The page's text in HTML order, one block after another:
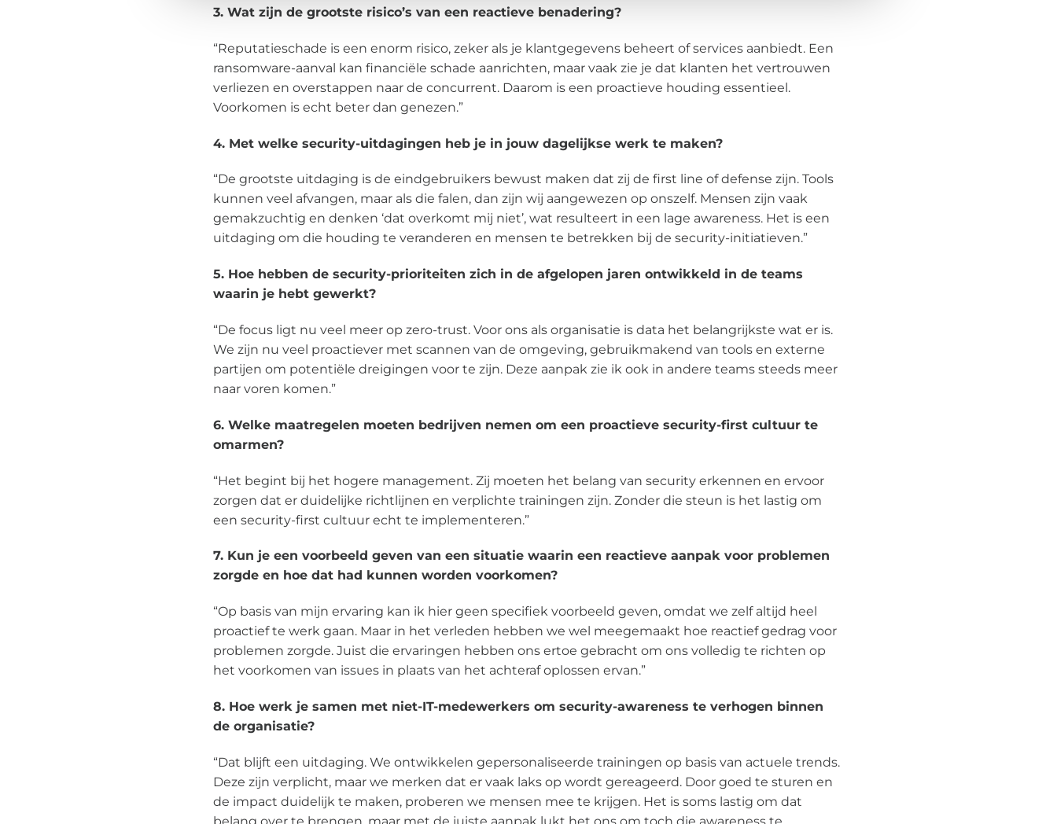
3.Wat zijn de grootste risico’s van een reactieve benadering?
“Reputatieschade is een enorm risico, zeker als je klantgegevens beheert of services aanbiedt. Een
ransomware-aanval kan financiële schade aanrichten, maar vaak zie je dat klanten het vertrouwen
verliezen en overstappen naar de concurrent. Daarom is een proactieve houding essentieel.
Voorkomen is echt beter dan genezen.”
4. Met welke security-uitdagingen heb je in jouw dagelijkse werk te maken?
“De grootste uitdaging is de eindgebruikers bewust maken dat zij de first line of defense zijn. Tools
kunnen veel afvangen, maar als die falen, dan zijn wij aangewezen op onszelf. Mensen zijn vaak
gemakzuchtig en denken ‘dat overkomt mij niet’, wat resulteert in een lage awareness. Het is een
uitdaging om die houding te veranderen en mensen te betrekken bij de security-initiatieven.”
5. Hoe hebben de security-prioriteiten zich in de afgelopen jaren ontwikkeld in de teams
waarin je hebt gewerkt?
“De focus ligt nu veel meer op zero-trust. Voor ons als organisatie is data het belangrijkste wat er is.
We zijn nu veel proactiever met scannen van de omgeving, gebruikmakend van tools en externe
partijen om potentiële dreigingen voor te zijn. Deze aanpak zie ik ook in andere teams steeds meer
naar voren komen.”
6.Welke maatregelen moeten bedrijven nemen om een proactieve security-first cultuur te
omarmen?
“Het begint bij het hogere management. Zij moeten het belang van security erkennen en ervoor
zorgen dat er duidelijke richtlijnen en verplichte trainingen zijn. Zonder die steun is het lastig om
een security-first cultuur echt te implementeren.”
7. Kun je een voorbeeld geven van een situatie waarin een reactieve aanpak voor problemen
zorgde en hoe dat had kunnen worden voorkomen?
“Op basis van mijn ervaring kan ik hier geen specifiek voorbeeld geven, omdat we zelf altijd heel
proactief te werk gaan. Maar in het verleden hebben we wel meegemaakt hoe reactief gedrag voor
problemen zorgde. Juist die ervaringen hebben ons ertoe gebracht om ons volledig te richten op
het voorkomen van issues in plaats van het achteraf oplossen ervan.”
8. Hoe werk je samen met niet-IT-medewerkers om security-awareness te verhogen binnen
de organisatie?
“Dat blijft een uitdaging. We ontwikkelen gepersonaliseerde trainingen op basis van actuele trends.
Deze zijn verplicht, maar we merken dat er vaak laks op wordt gereageerd. Door goed te sturen en
de impact duidelijk te maken, proberen we mensen mee te krijgen. Het is soms lastig om dat